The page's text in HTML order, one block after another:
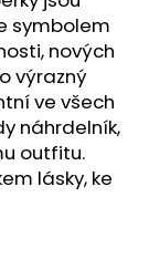
symbolem
nových
výrazný
ve všech
náhrdelník,
outfitu.
lásky, ke